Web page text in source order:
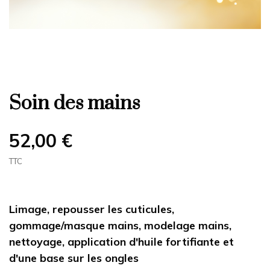
Soin des mains
52,00 €
TTC
Limage, repousser les cuticules,
gommage/masque mains, modelage mains,
nettoyage, application d'huile fortifiante et
d'une base sur les ongles